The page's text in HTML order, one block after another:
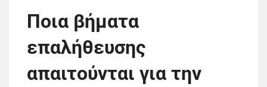
Ποια βήματα
επαλήθευσης
απαιτούνται για την